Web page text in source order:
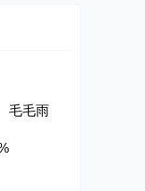
毛毛雨